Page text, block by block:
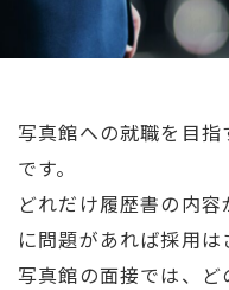
写真館への就職を目
です。
どれだけ履歴書の内
に問題があれば採用は
写真館の面接では、